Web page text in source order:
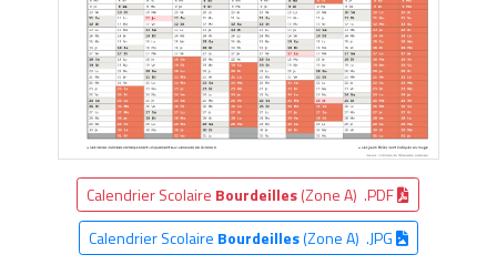
Calendrier Scolaire Bourdeilles(Zone A) .PDF
Calendrier Scolaire Bourdeilles(Zone A) .JPG